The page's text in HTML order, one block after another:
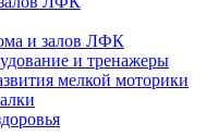
и залов ЛФК
и тренажеры
мелкой моторики